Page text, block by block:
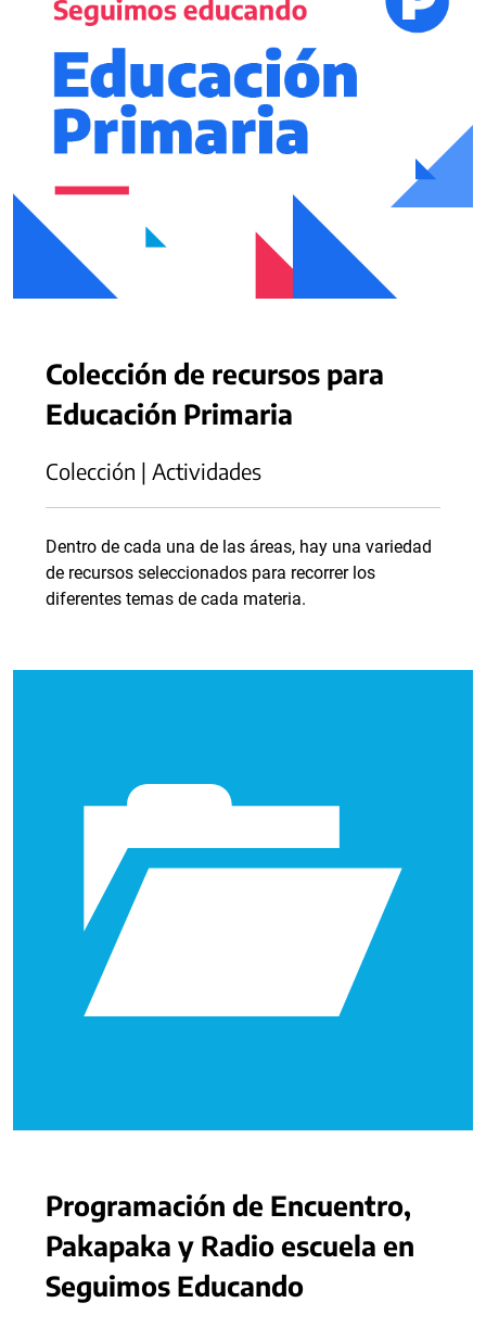
Colección de recursos para
Educación Primaria
Colección | Actividades
Dentro de cada una de las áreas, hay una variedad
de recursos seleccionados para recorrer los
diferentes temas de cada materia.
Programación de Encuentro,
Pakapaka y Radio escuela en
Seguimos Educando